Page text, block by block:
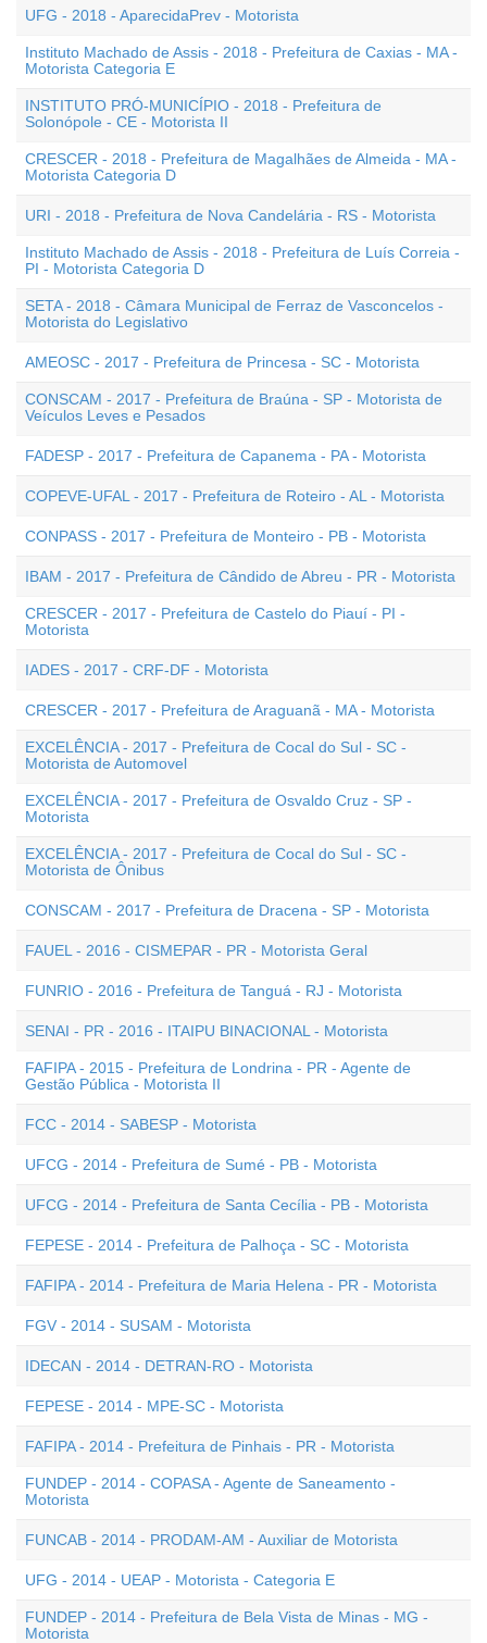
UFG - 2018 - AparecidaPrev - Motorista
Instituto Machado de Assis - 2018 - Prefeitura de Caxias - MA -
Motorista Categoria E
INSTITUTO PRÓ-MUNICÍPIO - 2018 - Prefeitura de
Solonópole - CE - Motorista II
CRESCER - 2018 - Prefeitura de Magalhães de Almeida - MA -
Motorista Categoria D
URI - 2018 - Prefeitura de Nova Candelária - RS - Motorista
Instituto Machado de Assis - 2018 - Prefeitura de Luís Correia -
PI - Motorista Categoria D
SETA - 2018 - Câmara Municipal de Ferraz de Vasconcelos -
Motorista do Legislativo
AMEOSC - 2017 - Prefeitura de Princesa - SC - Motorista
CONSCAM - 2017 - Prefeitura de Braúna - SP - Motorista de
Veículos Leves e Pesados
FADESP - 2017 - Prefeitura de Capanema - PA - Motorista
COPEVE-UFAL - 2017 - Prefeitura de Roteiro - AL - Motorista
CONPASS - 2017 - Prefeitura de Monteiro - PB - Motorista
IBAM - 2017 - Prefeitura de Cândido de Abreu - PR - Motorista
CRESCER - 2017 - Prefeitura de Castelo do Piauí - PI -
Motorista
IADES - 2017 - CRF-DF - Motorista
CRESCER - 2017 - Prefeitura de Araguanã - MA - Motorista
EXCELÊNCIA - 2017 - Prefeitura de Cocal do Sul - SC -
Motorista de Automovel
EXCELÊNCIA - 2017 - Prefeitura de Osvaldo Cruz - SP -
Motorista
EXCELÊNCIA - 2017 - Prefeitura de Cocal do Sul - SC -
Motorista de Ônibus
CONSCAM - 2017 - Prefeitura de Dracena - SP - Motorista
FAUEL - 2016 - CISMEPAR - PR - Motorista Geral
FUNRIO - 2016 - Prefeitura de Tanguá - RJ - Motorista
SENAI - PR - 2016 - ITAIPU BINACIONAL - Motorista
FAFIPA - 2015 - Prefeitura de Londrina - PR - Agente de
Gestão Pública - Motorista II
FCC - 2014 - SABESP - Motorista
UFCG - 2014 - Prefeitura de Sumé - PB - Motorista
UFCG - 2014 - Prefeitura de Santa Cecília - PB - Motorista
FEPESE - 2014 - Prefeitura de Palhoça - SC - Motorista
FAFIPA - 2014 - Prefeitura de Maria Helena - PR - Motorista
FGV - 2014 - SUSAM - Motorista
IDECAN - 2014 - DETRAN-RO - Motorista
FEPESE - 2014 - MPE-SC - Motorista
FAFIPA - 2014 - Prefeitura de Pinhais - PR - Motorista
FUNDEP - 2014 - COPASA - Agente de Saneamento -
Motorista
FUNCAB - 2014 - PRODAM-AM - Auxiliar de Motorista
UFG - 2014 - UEAP - Motorista - Categoria E
FUNDEP - 2014 - Prefeitura de Bela Vista de Minas - MG -
Motorista